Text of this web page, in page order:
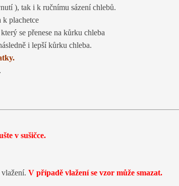
), tak i k ručnímu sázení chlebů.
k plachetce
se přenese na kůrku chleba
i lepší kůrku chleba.
v sušičce.
V případě vlažení se vzor může smazat.